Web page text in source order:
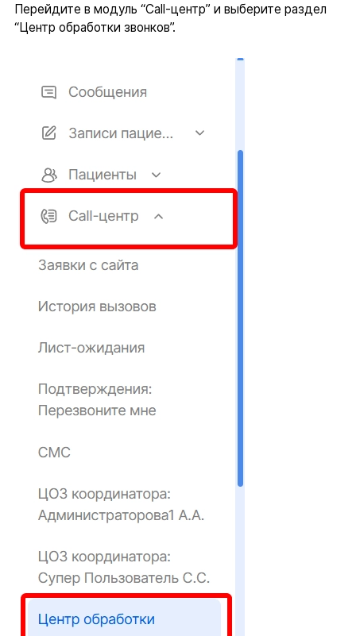
Перейдите в модуль “Call-центр” и выберите раздел
“Центр обработки звонков”.